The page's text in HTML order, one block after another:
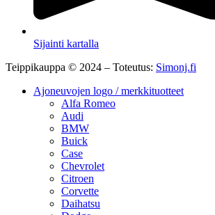
Sijainti kartalla
Teippikauppa © 2024 – Toteutus: Simonj.fi
Ajoneuvojen logo / merkkituotteet
Alfa Romeo
Audi
BMW
Buick
Case
Chevrolet
Citroen
Corvette
Daihatsu